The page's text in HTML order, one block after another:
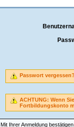
Mit Ihrer Anmeldung
Passwort
ACHTUNG: Wenn
Fortbildungskonto